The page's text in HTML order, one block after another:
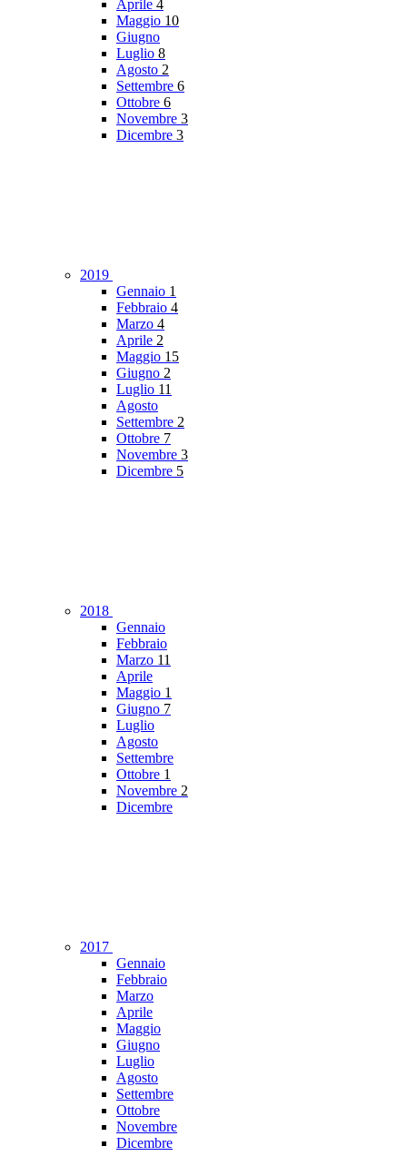
Aprile 4
Maggio 10
Giugno
Luglio 8
Agosto 2
Settembre 6
Ottobre 6
Novembre 3
Dicembre 3
2019
Gennaio 1
Febbraio 4
Marzo 4
Aprile 2
Maggio 15
Giugno 2
Luglio 11
Agosto
Settembre 2
Ottobre 7
Novembre 3
Dicembre 5
2018
Gennaio
Febbraio
Marzo 11
Aprile
Maggio 1
Giugno 7
Luglio
Agosto
Settembre
Ottobre 1
Novembre 2
Dicembre
2017
Gennaio
Febbraio
Marzo
Aprile
Maggio
Giugno
Luglio
Agosto
Settembre
Ottobre
Novembre
Dicembre